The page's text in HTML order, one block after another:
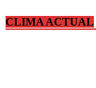
CLIMA ACTUAL